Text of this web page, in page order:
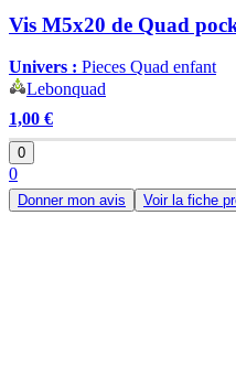
Vis M5x20 de Quad
Univers : Pieces Quad enfant
Lebonquad
1,00 €
0
0
Donner mon avis Voir la fiche